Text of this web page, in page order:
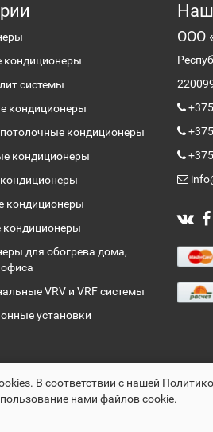
кондиционеры
системы
кондиционеры
кондиционеры
кондиционеры
кондиционеры
кондиционеры
для обогрева дома,
VRV и VRF системы
установки
ООО
+375
В соответствии с нашей
нами файлов cookie.